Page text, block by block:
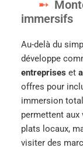
immersifs
Au-delà du
développe
entreprises et
offres pour
immersion
permettent
plats locaux,
visiter des